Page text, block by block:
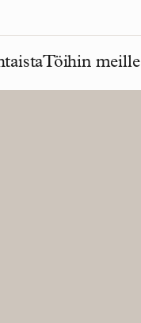
Töihin meille